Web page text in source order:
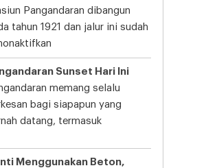
Pangandaran dibangun
tahun 1921 dan jalur ini sudah
Sunset Hari Ini
memang selalu
bagi siapapun yang
datang, termasuk
Menggunakan Beton,